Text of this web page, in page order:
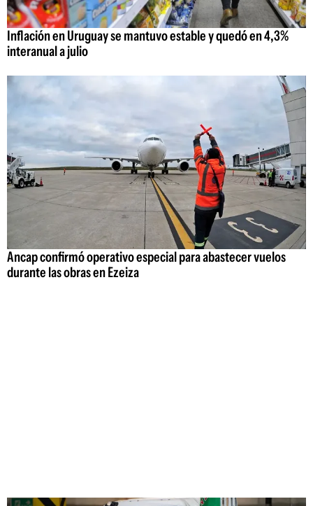
Inflación en Uruguay se mantuvo estable y quedó en 4,3%
interanual a julio
Ancap confirmó operativo especial para abastecer vuelos
durante las obras en Ezeiza